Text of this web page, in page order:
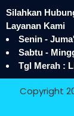
Silahkan
Layanan Kami
Senin -
Sabtu -
Tgl Merah :
Copyright